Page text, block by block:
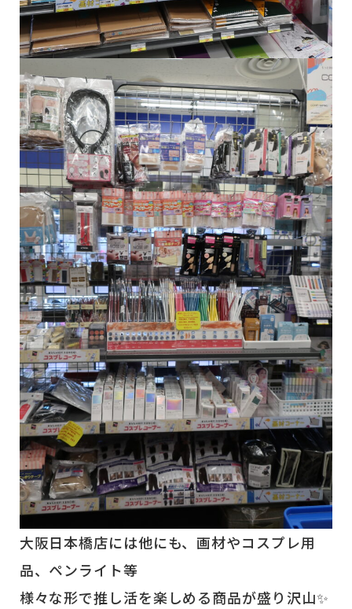
大阪日本橋店には他にも、画材やコスプレ用
品、ペンライト等
様々な形で推し活を楽しめる商品が盛り沢山✨